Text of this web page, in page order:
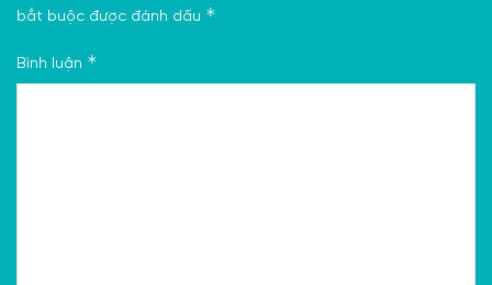
bắt buộc được đánh dấu *
Bình luận *